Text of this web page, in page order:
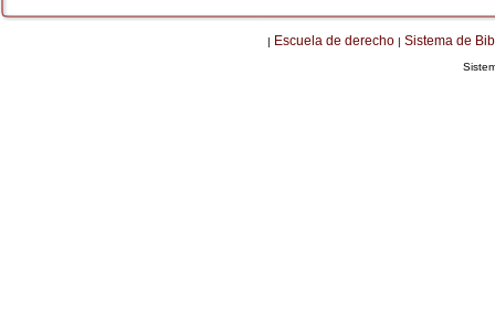
| Escuela de derecho | Sistema de